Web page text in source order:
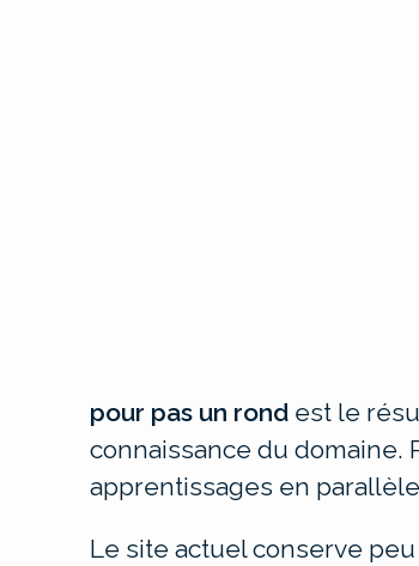
pour pas un rond est le
connaissance du domaine.
apprentissages en
Le site actuel conserve